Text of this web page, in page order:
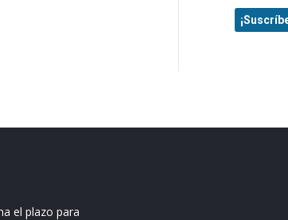
el plazo para